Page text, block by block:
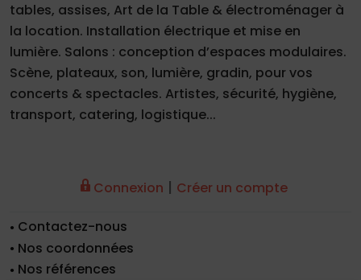
tables, assises, Art de la Table & électroménager à
la location. Installation électrique et mise en
lumière. Salons : conception d’espaces modulaires.
Scène, plateaux, son, lumière, gradin, pour vos
concerts & spectacles. Artistes, sécurité, hygiène,
transport, catering, logistique...
Connexion | Créer un compte
Contactez-nous
Nos coordonnées
Nos références